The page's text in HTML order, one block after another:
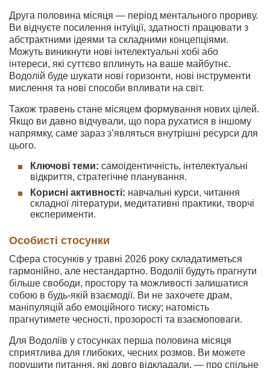
Друга половина місяця — період ментального прориву.
Ви відчуєте посилення інтуїції, здатності працювати з
абстрактними ідеями та складними концепціями.
Можуть виникнути нові інтелектуальні хобі або
інтереси, які суттєво вплинуть на ваше майбутнє.
Водолій буде шукати нові горизонти, нові інструменти
мислення та нові способи впливати на світ.
Також травень стане місяцем формування нових цілей.
Якщо ви давно відчували, що пора рухатися в іншому
напрямку, саме зараз з’являться внутрішні ресурси для
цього.
Ключові теми: самоідентичність, інтелектуальні
відкриття, стратегічне планування.
Корисні активності: навчальні курси, читання
складної літератури, медитативні практики, творчі
експерименти.
Особисті стосунки
Сфера стосунків у травні 2026 року складатиметься
гармонійно, але нестандартно. Водолії будуть прагнути
більше свободи, простору та можливості залишатися
собою в будь-якій взаємодії. Ви не захочете драм,
маніпуляцій або емоційного тиску; натомість
прагнутимете чесності, прозорості та взаємоповаги.
Для Водоліїв у стосунках перша половина місяця
сприятлива для глибоких, чесних розмов. Ви можете
порушити питання, які довго відкладали, — про спільне